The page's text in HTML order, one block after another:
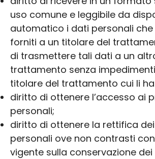
uso comune e leggibile da
automatico i dati personali
forniti a un titolare del
di trasmettere tali dati a un
trattamento senza
titolare del trattamento cui li
diritto di ottenere l’accesso ai
personali;
diritto di ottenere la rettifica
personali ove non contrasti
vigente sulla conservazione